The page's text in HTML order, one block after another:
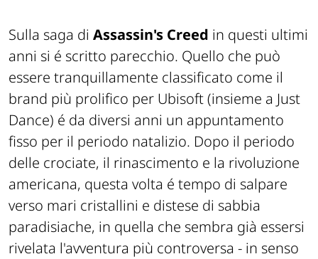
Sulla saga di Assassin's Creed in questi ultimi
anni si é scritto parecchio. Quello che può
essere tranquillamente classificato come il
brand più prolifico per Ubisoft (insieme a Just
Dance) é da diversi anni un appuntamento
fisso per il periodo natalizio. Dopo il periodo
delle crociate, il rinascimento e la rivoluzione
americana, questa volta é tempo di salpare
verso mari cristallini e distese di sabbia
paradisiache, in quella che sembra già essersi
rivelata l'avventura più controversa - in senso